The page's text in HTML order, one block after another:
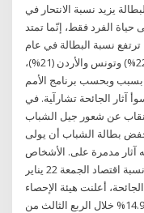
يزيد نسبة الانتحار في
حياة الفرد فقط، إنّما تمتد
ترتفع نسبة البطالة في عام
2021 في المنطقة العربية إلى 12.5%، ليبيا (22%) وتونس والأردن (21%)،
بسبب وبحسب برنامج الأمم
آثار الجائحة ﺗﺸﺎرآﻴﺔ. ﻓﻲ
ﻋﻦ ﺷﻌﻮر ﺟﻴﻞ اﻟﺸﺒﺎب
ﺑﻄﺎﻟﺔ اﻟﺸﺒﺎب أن ﻳﻮﻟﻰ
ﺁﺛﺎر ﻣﺪﻣﺮة ﻋﻠﻰ. اﻷﺷﺨﺎص
اﻟﻤﻌﻨﻴﻴﻦ ﻳﻔﻀﻲ ﺗﺮاﺟﻊ اﻟﺨﺼﻮﺑﺔ إﻟﻰ اﻧﺨﻔﺎض ﻧﺴﺒﺔ اقتصاد الجمعة 22 يناير
على الجائحة، أعلنت هيئة الإحصاء
انخفاض معدل البطالة بين السعوديين إلى 14.9% خلال الربع الثالث من